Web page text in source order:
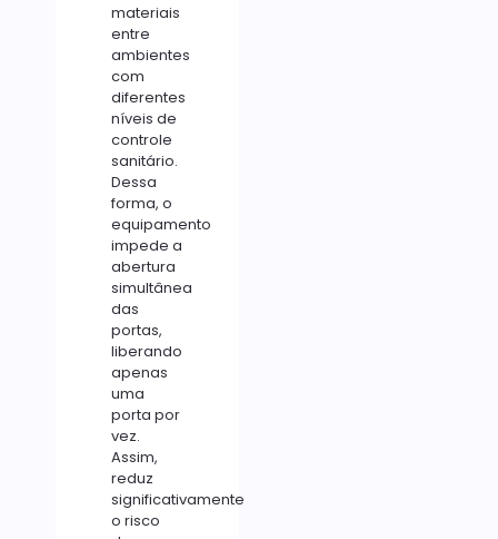
materiais
entre
ambientes
com
diferentes
níveis de
controle
sanitário.
Dessa
forma, o
equipamento
impede a
abertura
simultânea
das
portas,
liberando
apenas
uma
porta por
vez.
Assim,
reduz
significativamente
o risco